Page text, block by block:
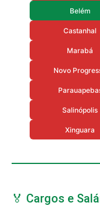
Belém
Castanhal
Marabá
Novo
Salinópolis
Xinguara
🏅 Cargos e